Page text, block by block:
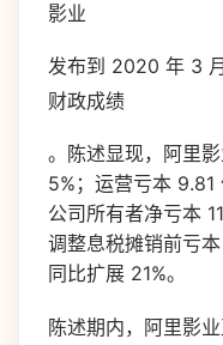
影业
发布到 2020 年 3
财政成绩
。陈述显现，阿里
5%；运营亏本
公司所有者净亏本
调整息税摊销前亏本
同比扩展 21%。
陈述期内，阿里影